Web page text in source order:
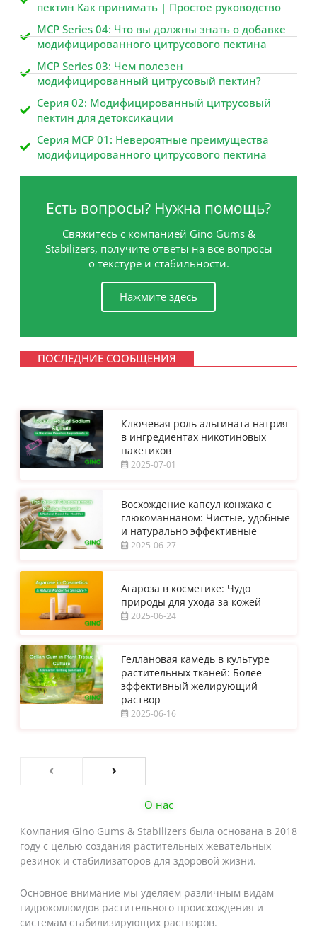
пектин Как принимать | Простое руководство
MCP Series 04: Что вы должны знать о добавке
модифицированного цитрусового пектина
MCP Series 03: Чем полезен
модифицированный цитрусовый пектин?
Серия 02: Модифицированный цитрусовый
пектин для детоксикации
Серия MCP 01: Невероятные преимущества
модифицированного цитрусового пектина
Есть вопросы? Нужна помощь?
Свяжитесь с компанией Gino Gums &
Stabilizers, получите ответы на все вопросы
о текстуре и стабильности.
Нажмите здесь
ПОСЛЕДНИЕ СООБЩЕНИЯ
Ключевая роль альгината натрия
в ингредиентах никотиновых
пакетиков
2025-07-01
Восхождение капсул конжака с
глюкоманнаном: Чистые, удобные
и натурально эффективные
2025-06-27
Агароза в косметике: Чудо
природы для ухода за кожей
2025-06-24
Геллановая камедь в культуре
растительных тканей: Более
эффективный желирующий
раствор
2025-06-16
О нас
Компания Gino Gums & Stabilizers была основана в 2018
году с целью создания растительных жевательных
резинок и стабилизаторов для здоровой жизни.
Основное внимание мы уделяем различным видам
гидроколлоидов растительного происхождения и
системам стабилизирующих растворов.